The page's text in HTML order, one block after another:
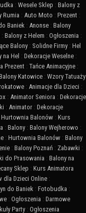
: Wesele Sklep : Balony z
Rumia : Auto Moto : Prezent :
Baniek : Anonse : Balony
: Balony z Helem : Ogłoszenia :
Balony : Solidne Firmy : Hel
na Hel : Dekoracje Weselne :
Prezent : Tańce Animacyjne :
Katowice : Wzory Tatuaży
: Animacje dla Dzieci :
: Animator Seniora : Dekoracje
: Animator : Dekoracje
Hurtownia Balonów : Kurs
: Balony : Balony Wejherowo :
: Hurtownia Balonów : Balony
: Balony Poznań : Zabawki :
do Prasowania : Balony na
Sklep : Kurs Animatora
dla Dzieci Online :
do Baniek : Fotobudka :
: Ogłoszenia : Darmowe
Party : Ogłoszenia